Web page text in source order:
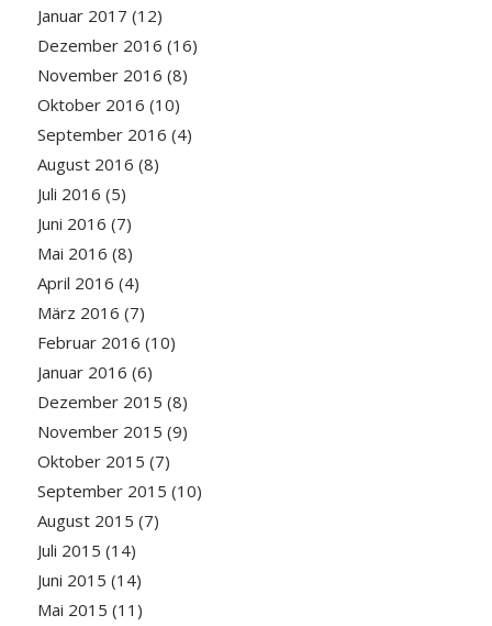
Januar 2017 (12)
Dezember 2016 (16)
November 2016 (8)
Oktober 2016 (10)
September 2016 (4)
August 2016 (8)
Juli 2016 (5)
Juni 2016 (7)
Mai 2016 (8)
April 2016 (4)
März 2016 (7)
Februar 2016 (10)
Januar 2016 (6)
Dezember 2015 (8)
November 2015 (9)
Oktober 2015 (7)
September 2015 (10)
August 2015 (7)
Juli 2015 (14)
Juni 2015 (14)
Mai 2015 (11)